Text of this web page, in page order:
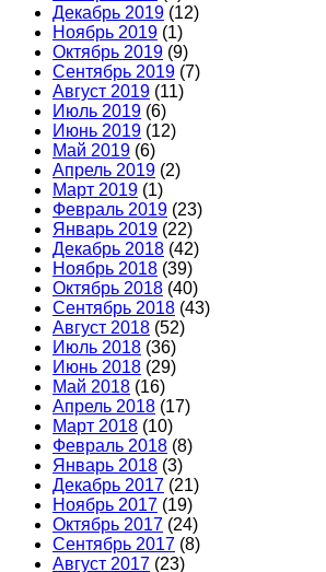
Декабрь 2019 (12)
Ноябрь 2019 (1)
Октябрь 2019 (9)
Сентябрь 2019 (7)
Август 2019 (11)
Июль 2019 (6)
Июнь 2019 (12)
Май 2019 (6)
Апрель 2019 (2)
Март 2019 (1)
Февраль 2019 (23)
Январь 2019 (22)
Декабрь 2018 (42)
Ноябрь 2018 (39)
Октябрь 2018 (40)
Сентябрь 2018 (43)
Август 2018 (52)
Июль 2018 (36)
Июнь 2018 (29)
Май 2018 (16)
Апрель 2018 (17)
Март 2018 (10)
Февраль 2018 (8)
Январь 2018 (3)
Декабрь 2017 (21)
Ноябрь 2017 (19)
Октябрь 2017 (24)
Сентябрь 2017 (8)
Август 2017 (23)